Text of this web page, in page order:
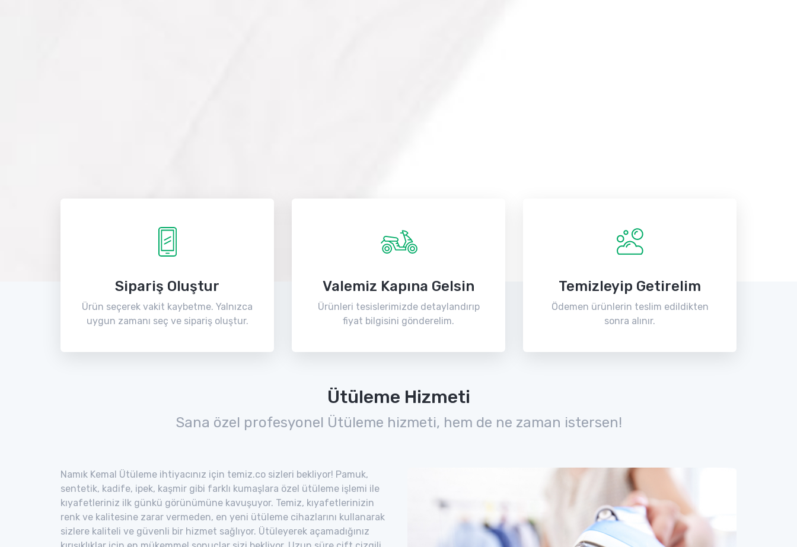
Sipariş Oluştur
Ürün seçerek vakit kaybetme. Yalnızca
uygun zamanı seç ve sipariş oluştur.
Valemiz Kapına Gelsin
Ürünleri tesislerimizde detaylandırıp
fiyat bilgisini gönderelim.
Temizleyip Getirelim
Ödemen ürünlerin teslim edildikten
sonra alınır.
Ütüleme Hizmeti
Sana özel profesyonel Ütüleme hizmeti, hem de ne zaman istersen!
Namık Kemal Ütüleme ihtiyacınız için temiz.co sizleri bekliyor! Pamuk,
sentetik, kadife, ipek, kaşmir gibi farklı kumaşlara özel ütüleme işlemi ile
kıyafetleriniz ilk günkü görünümüne kavuşuyor. Temiz, kıyafetlerinizin
renk ve kalitesine zarar vermeden, en yeni ütüleme cihazlarını kullanarak
sizlere kaliteli ve güvenli bir hizmet sağlıyor. Ütüleyerek açamadığınız